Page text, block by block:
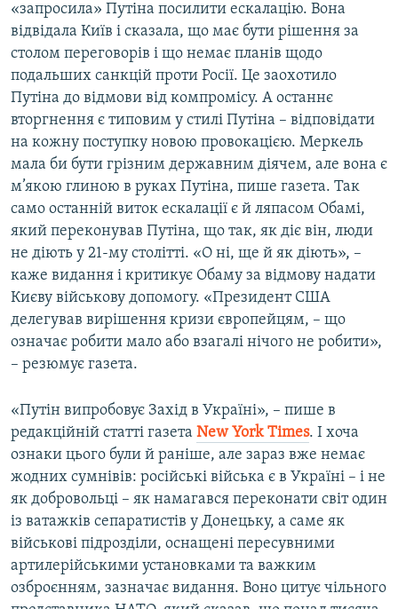
«запросила» Путіна посилити ескалацію. Вона
відвідала Київ і сказала, що має бути рішення за
столом переговорів і що немає планів щодо
подальших санкцій проти Росії. Це заохотило
Путіна до відмови від компромісу. А останнє
вторгнення є типовим у стилі Путіна – відповідати
на кожну поступку новою провокацією. Меркель
мала би бути грізним державним діячем, але вона є
м’якою глиною в руках Путіна, пише газета. Так
само останній виток ескалації є й ляпасом Обамі,
який переконував Путіна, що так, як діє він, люди
не діють у 21-му столітті. «О ні, ще й як діють», –
каже видання і критикує Обаму за відмову надати
Києву військову допомогу. «Президент США
делегував вирішення кризи європейцям, – що
означає робити мало або взагалі нічого не робити»,
– резюмує газета.
«Путін випробовує Захід в Україні», – пише в
редакційній статті газета New York Times. І хоча
ознаки цього були й раніше, але зараз вже немає
жодних сумнівів: російські війська є в Україні – і не
як добровольці – як намагався переконати світ один
із ватажків сепаратистів у Донецьку, а саме як
військові підрозділи, оснащені пересувними
артилерійськими установками та важким
озброєнням, зазначає видання. Воно цитує чільного